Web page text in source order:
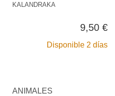
KALANDRAKA
9,50 €
Disponible 2 días
ANIMALES